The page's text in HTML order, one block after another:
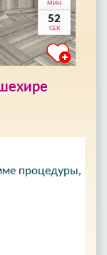
МИН
50
СЕК
процедуры,